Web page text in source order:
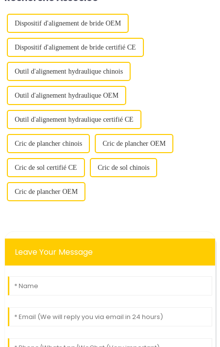
hydrauliques...
Dispositif d'alignement de bride OEM
Dispositif d'alignement de bride certifié CE
Outil d'alignement hydraulique chinois
Outil d'alignement hydraulique OEM
Outil d'alignement hydraulique certifié CE
Cric de plancher chinois Cric de plancher OEM
Cric de sol certifié CE Cric de sol chinois
Cric de plancher OEM
Leave Your Message